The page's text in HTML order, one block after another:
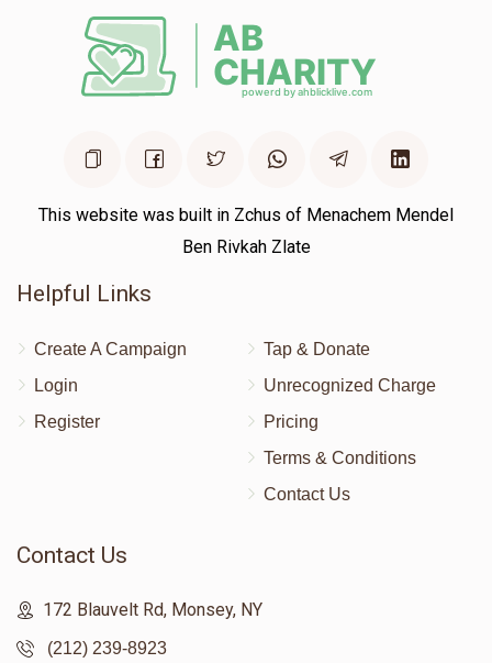
This website was built in Zchus of Menachem Mendel
Ben Rivkah Zlate
Helpful Links
Create A Campaign
Login
Register
Tap & Donate
Unrecognized Charge
Pricing
Terms & Conditions
Contact Us
Contact Us
172 Blauvelt Rd, Monsey, NY
(212) 239-8923